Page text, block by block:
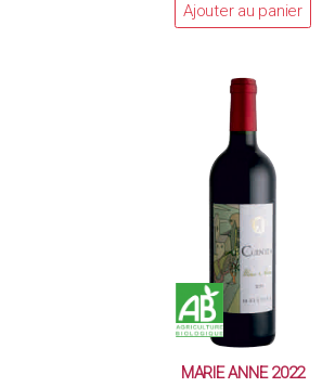
Ajouter au panier
MARIE ANNE 2022